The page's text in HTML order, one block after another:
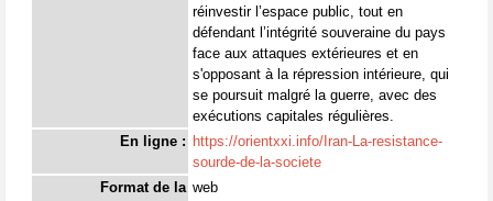
réinvestir l’espace public, tout en
défendant l’intégrité souveraine du pays
face aux attaques extérieures et en
s'opposant à la répression intérieure, qui
se poursuit malgré la guerre, avec des
exécutions capitales régulières.
En ligne : https://orientxxi.info/Iran-La-resistance-
sourde-de-la-societe
Format de la web